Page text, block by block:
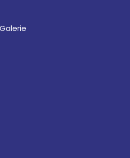
Galerie